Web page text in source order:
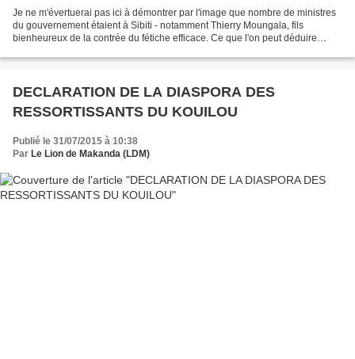
Je ne m'évertuerai pas ici à démontrer par l'image que nombre de ministres
du gouvernement étaient à Sibiti - notamment Thierry Moungala, fils
bienheureux de la contrée du fétiche efficace. Ce que l'on peut déduire
DECLARATION DE LA DIASPORA DES
RESSORTISSANTS DU KOUILOU
Publié le 31/07/2015 à 10:38
Par Le Lion de Makanda (LDM)